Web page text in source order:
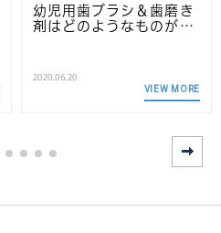
幼児用歯ブラシ＆歯磨き
剤はどのようなものが…
2020.06.20
VIEW MORE